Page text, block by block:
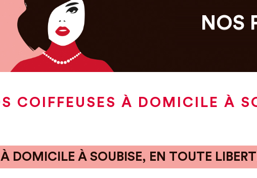
NOS
COIFFEUSES À DOMICILE À
DOMICILE À SOUBISE, EN TOUTE